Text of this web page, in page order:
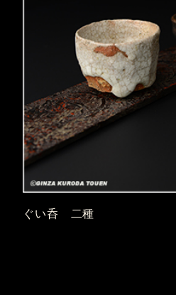
ぐい呑 二種